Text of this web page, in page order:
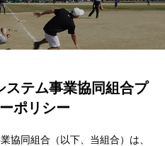
ステム事業協同組合プ
ポリシー
協同組合（以下、当組合）は、